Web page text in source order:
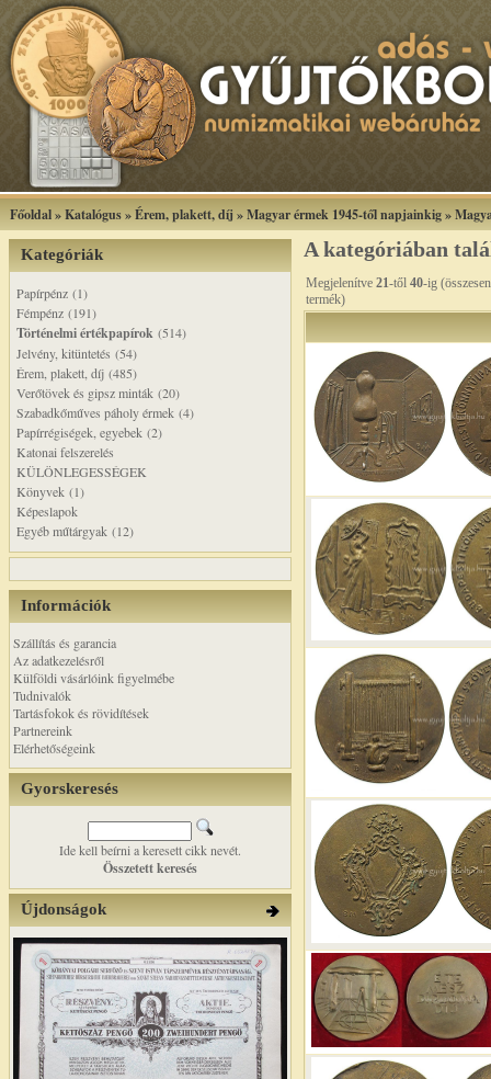
Főoldal»Katalógus»Érem, plakett, díj »Magyar érmek 1945-től napjainkig»
Kategóriák
Papírpénz (1)
Fémpénz (191)
Történelmi értékpapírok (514)
Jelvény, kitüntetés (54)
Érem, plakett, díj (485)
Verőtövek és gipsz minták (20)
Szabadkőműves páholy érmek (4)
Papírrégiségek, egyebek (2)
Katonai felszerelés
KÜLÖNLEGESSÉGEK
Könyvek (1)
Képeslapok
Egyéb műtárgyak (12)
Információk
Szállítás és garancia
Az adatkezelésről
Külföldi vásárlóink figyelmébe
Tudnivalók
Tartásfokok és rövidítések
Partnereink
Elérhetőségeink
Gyorskeresés
Ide kell beírni a keresett cikk nevét.
Összetett keresés
Újdonságok
A kategóriában
Megjelenítve 21-től 40-ig
termék)